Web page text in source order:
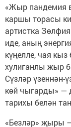
«Жыр пандемия
каршы торасы
артистка
иде, аның
күңелле, чая
хулиганлы жыр
Сүзләр үзеннән-
көй чыгарды» —
тарихы белән
«Безләр» җыры —